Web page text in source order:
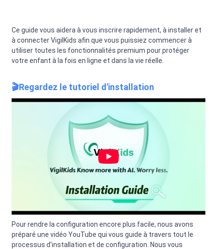
Ce guide vous aidera à vous inscrire rapidement, à installer et
à connecter VigilKids afin que vous puissiez commencer à
utiliser toutes les fonctionnalités premium pour protéger
votre enfant à la fois en ligne et dans la vie réelle.
🎬Regardez le tutoriel d'installation
Play VigilKids - Pourquoi Nous Avons
Pour rendre la configuration encore plus facile, nous avons
préparé une vidéo YouTube qui vous guide à travers tout le
processus d'installation et de configuration. Nous vous